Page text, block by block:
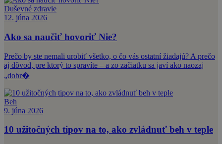
Duševné zdravie
12. júna 2026
Ako sa naučiť hovoriť Nie?
Prečo by ste nemali urobiť všetko, o čo vás ostatní žiadajú? A prečo
aj dôvod, pre ktorý to spravíte – a zo začiatku sa javí ako naozaj
„dobr�
Beh
9. júna 2026
10 užitočných tipov na to, ako zvládnuť beh v teple